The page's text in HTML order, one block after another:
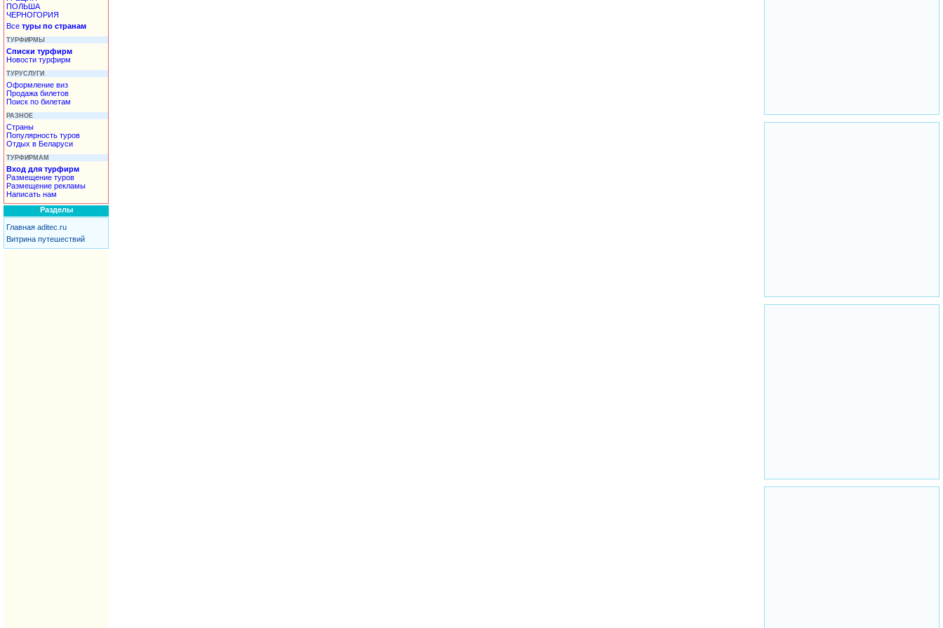
ПОЛЬША
ЧЕРНОГОРИЯ
Все туры по странам
ТУРФИРМЫ
Списки турфирм
Новости турфирм
ТУРУСЛУГИ
Оформление виз
Продажа билетов
Поиск по билетам
РАЗНОЕ
Страны
Популярность туров
Отдых в Беларуси
ТУРФИРМАМ
Вход для турфирм
Размещение туров
Размещение рекламы
Написать нам
Разделы
Главная aditec.ru
Витрина путешествий